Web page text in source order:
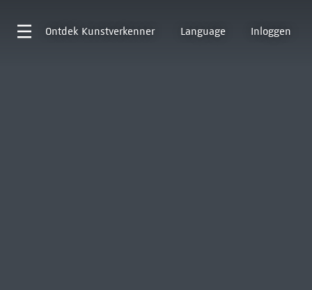
Ontdek Kunstverkenner Language Inloggen